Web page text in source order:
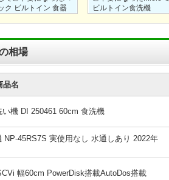
ク ビルトイン 食器
洗機を出張買取にて
せていただきまし
設置はされ水通しは
たが実使用はされて
でした。
ナソニックのビルト
かりと買い取らせて
ビルトイン食洗機
を出張買取にてお買取
にキレイな状態だった
価買取させていただき
食洗機や水栓、トイレ
したら高価買取可能で
AutoDosのミーレの食
ったため、しっかりと
相場
品名
機 DI 250461 60cm 食洗機
45RS7S 実使用なし 水通しあり 2022年
幅60cm PowerDisk搭載AutoDos搭載